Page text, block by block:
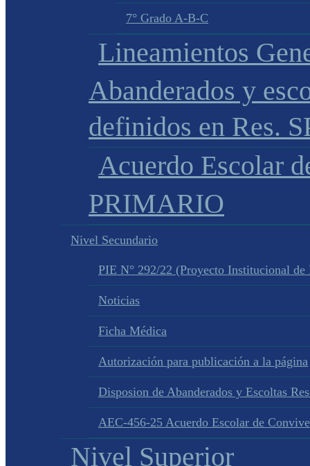
7° Grado A-B-C
Lineamientos
Abanderados y
definidos en Res.
Acuerdo Escolar
PRIMARIO
Nivel Secundario
PIE N° 292/22 (Proyecto Institucional de
Noticias
Ficha Médica
Autorización para publicación a la página
Disposion de Abanderados y Escoltas
AEC-456-25 Acuerdo Escolar de
Nivel Superior